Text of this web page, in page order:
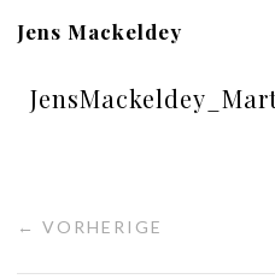
Jens Mackeldey
← VORHERIGE